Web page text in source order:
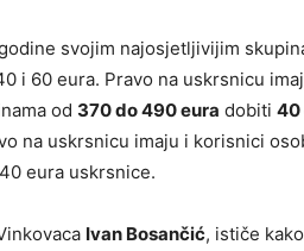
svojim najosjetljivijim
i 60 eura. Pravo na uskrsnicu
od 370 do 490 eura dobiti 40
na uskrsnicu imaju i korisnici
eura uskrsnice.
Ivan Bosančić, ističe